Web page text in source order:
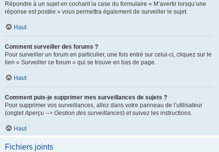
Répondre à un sujet en cochant la case du formulaire « M’avertir lorsqu’une
réponse est postée » vous permettra également de surveiller le sujet.
Haut
Comment surveiller des forums ?
Pour surveiller un forum en particulier, une fois entré sur celui-ci, cliquez sur le
lien « Surveiller ce forum » qui se trouve en bas de page.
Haut
Comment puis-je supprimer mes surveillances de sujets ?
Pour supprimer vos surveillances, allez dans votre panneau de l’utilisateur
(ongletAperçu --> Gestion des surveillances) et suivez les instructions.
Haut
Fichiers joints